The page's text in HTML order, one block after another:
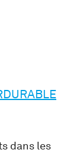
dans les